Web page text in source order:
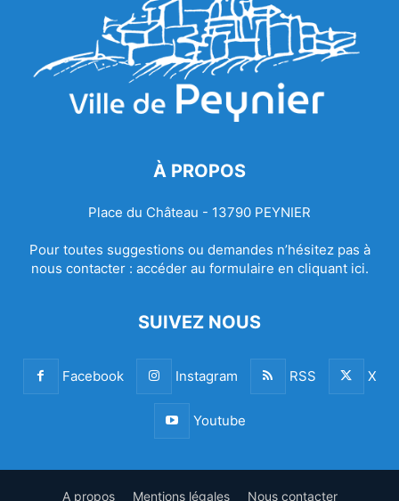
À PROPOS
Place du Château - 13790 PEYNIER
Pour toutes suggestions ou demandes n’hésitez pas à
nous contacter : accéder au formulaire en cliquant ici.
SUIVEZ NOUS
Facebook Instagram RSS X
Youtube
A propos Mentions légales Nous contacter